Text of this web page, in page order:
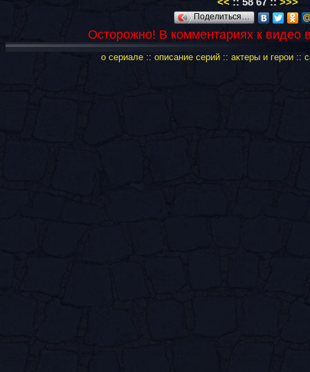
Поделиться…
Осторожно! В комментариях к видео
о сериале:: описание серий:: актеры и герои::